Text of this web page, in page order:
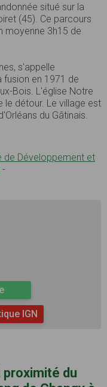
situé sur la
(45). Ce parcours
moyenne 3h15 de
s'appelle
fusion en 1971 de
Bois. L'église Notre
le détour. Le village est
du Gâtinais.
de Développement et
-
IGN
du